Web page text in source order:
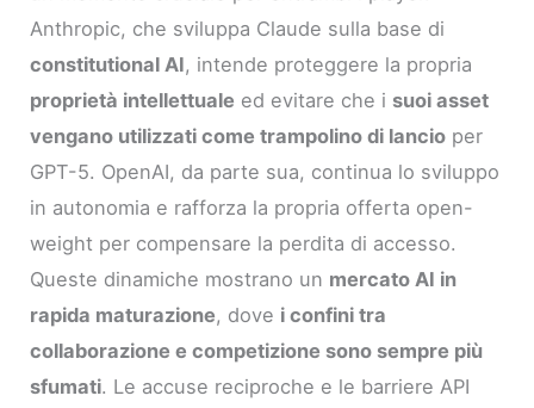
Anthropic, che sviluppa Claude sulla base di
constitutional AI, intende proteggere la propria
proprietà intellettuale ed evitare che i suoi asset
vengano utilizzati come trampolino di lancio per
GPT-5. OpenAI, da parte sua, continua lo sviluppo
in autonomia e rafforza la propria offerta open-
weight per compensare la perdita di accesso.
Queste dinamiche mostrano un mercato AI in
rapida maturazione, dove i confini tra
collaborazione e competizione sono sempre più
sfumati. Le accuse reciproche e le barriere API